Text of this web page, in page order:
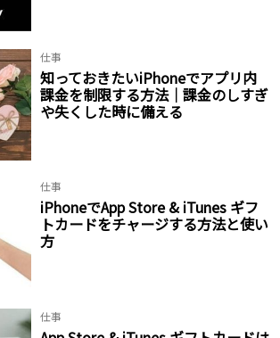
仕事
知っておきたいiPhoneでアプリ内
課金を制限する方法│課金のしすぎ
や失くした時に備える
仕事
iPhoneでApp Store & iTunes ギフ
トカードをチャージする方法と使い
方
仕事